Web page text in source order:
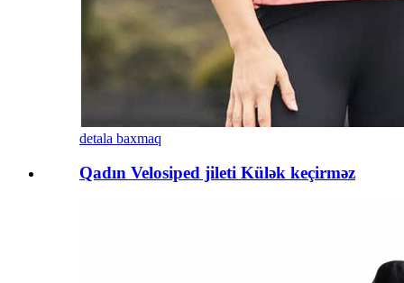
detala baxmaq
Qadın Velosiped jileti Külək keçirməz